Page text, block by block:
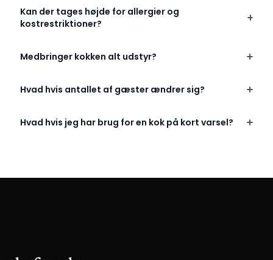
Kan der tages højde for allergier og
kostrestriktioner?
Medbringer kokken alt udstyr?
Hvad hvis antallet af gæster ændrer sig?
Hvad hvis jeg har brug for en kok på kort varsel?